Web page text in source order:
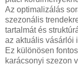
Az optimalizálás
szezonális
tartalmát és
az aktuális vásárlói
Ez különösen
karácsonyi szezon